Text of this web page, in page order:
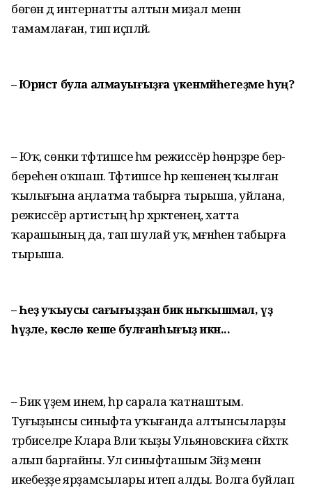
бөгөн дә интернатты алтын миҙал менән
тамамлаған, тип иҫәпләй.
– Юрист була алмауығыҙға үкенмәй­һегеҙме һуң?
– Юҡ, сөнки тәфтишсе һәм режиссёр һөнәрҙәре бер-
береһенә оҡшаш. Тәфтишсе һәр кешенең ҡылған
ҡылығына аңлатма табыр­ға тырыша, уйлана, ә
режиссёр артистың һәр хәрәкәтенең, хатта
ҡарашының да, тап шулай уҡ, мәғәнәһен табырға
тырыша.
– Һеҙ уҡыусы сағығыҙҙан бик ныҡышмал, үҙ
һүҙле, көслө кеше булғанһығыҙ икән...
– Бик әүҙем инем, һәр сарала ҡатнаштым.
Туғыҙынсы синыфта уҡығанда алтынсыларҙы
тәрбиәселәре Клара Вәли ҡыҙы Улья­новскиға сәйәхәткә
алып барғайны. Ул синыфташым Зәйҙә менән
икебеҙҙе ярҙамсылары итеп алды. Волга буйлап